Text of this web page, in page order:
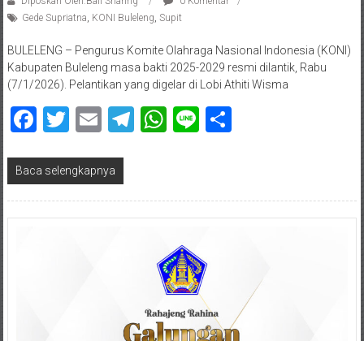
Gede Supriatna, KONI Buleleng, Supit
BULELENG – Pengurus Komite Olahraga Nasional Indonesia (KONI)
Kabupaten Buleleng masa bakti 2025-2029 resmi dilantik, Rabu
(7/1/2026). Pelantikan yang digelar di Lobi Athiti Wisma
Facebook
Twitter
EmailTelegram
WhatsApp
Line
Baca selengkapnya